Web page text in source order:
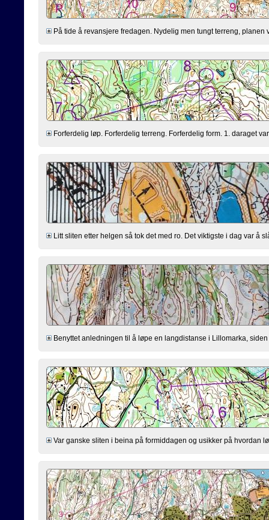
På tide å revansjere fredagen. Nydelig men tungt terreng, planen
Forferdelig løp. Forferdelig terreng. Forferdelig form. 1. daraget
Litt sliten etter helgen så tok det med ro. Det viktigste i dag var å
Benyttet anledningen til å løpe en langdistanse i Lillomarka,
Var ganske sliten i beina på formiddagen og usikker på hvordan